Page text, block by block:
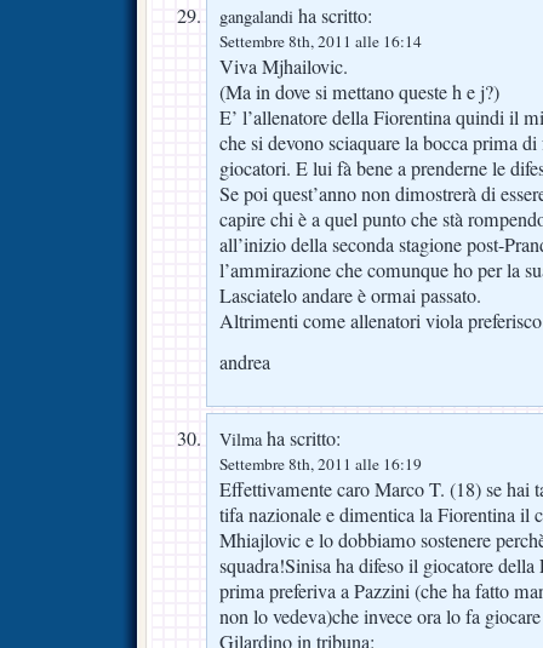
gangalandi ha scritto:
Settembre 8th, 2011 alle 16:14
Viva Mjhailovic.
(Ma in dove si mettano queste h e j?)
E’ l’allenatore della Fiorentina quindi il
che si devono sciaquare la bocca prima
giocatori. E lui fà bene a prenderne le
Se poi quest’anno non dimostrerà di
capire chi è a quel punto che stà
all’inizio della seconda stagione post-
l’ammirazione che comunque ho per la
Lasciatelo andare è ormai passato.
Altrimenti come allenatori viola
andrea
Vilmaha scritto:
Settembre 8th, 2011 alle 16:19
Effettivamente caro Marco T. (18) se hai
tifa nazionale e dimentica la Fiorentina il
Mhiajlovic e lo dobbiamo sostenere
squadra!Sinisa ha difeso il giocatore
prima preferiva a Pazzini (che ha fatto
non lo vedeva)che invece ora lo fa
Gilardino in tribuna: